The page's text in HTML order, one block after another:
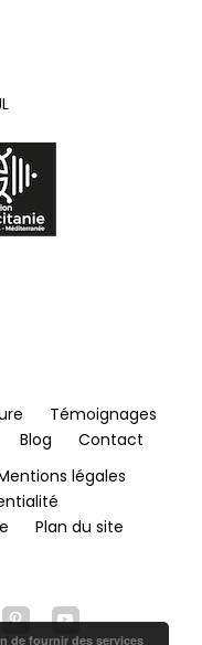
Témoignages
Blog
Contact
légales
Plan du site
de fournir des services